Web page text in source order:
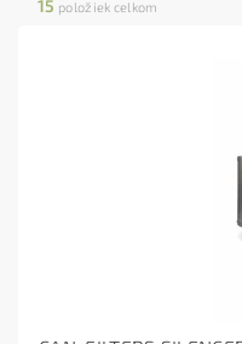
15 položiek celkom